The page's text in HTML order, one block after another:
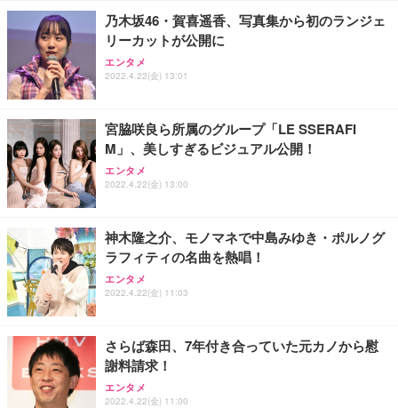
乃木坂46・賀喜遥香、写真集から初のランジェ
リーカットが公開に
エンタメ
2022.4.22(金) 13:01
宮脇咲良ら所属のグループ「LE SSERAFI
M」、美しすぎるビジュアル公開！
エンタメ
2022.4.22(金) 13:00
神木隆之介、モノマネで中島みゆき・ポルノグ
ラフィティの名曲を熱唱！
エンタメ
2022.4.22(金) 11:03
さらば森田、7年付き合っていた元カノから慰
謝料請求！
エンタメ
2022.4.22(金) 11:00